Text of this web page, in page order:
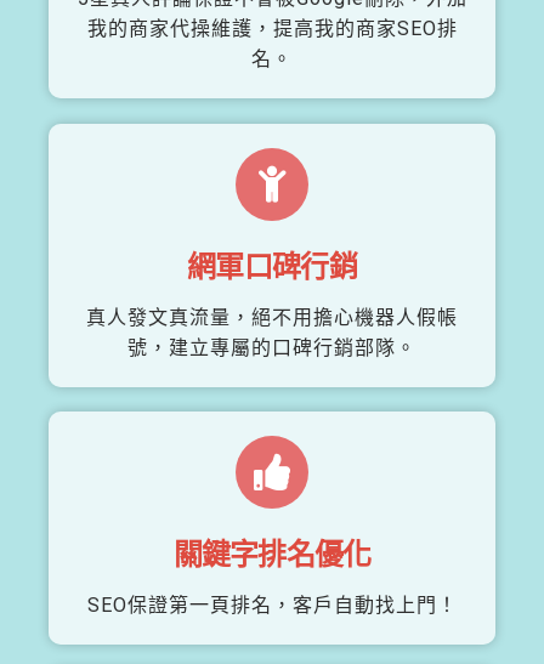
我的商家代操維護，提高我的商家SEO排
名。
網軍口碑行銷
真人發文真流量，絕不用擔心機器人假帳
號，建立專屬的口碑行銷部隊。
關鍵字排名優化
SEO保證第一頁排名，客戶自動找上門！